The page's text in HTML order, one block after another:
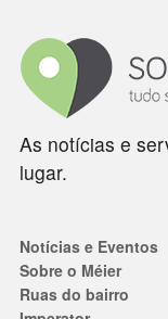
As notícias e
lugar.
Notícias e Eventos
Sobre o Méier
Ruas do bairro